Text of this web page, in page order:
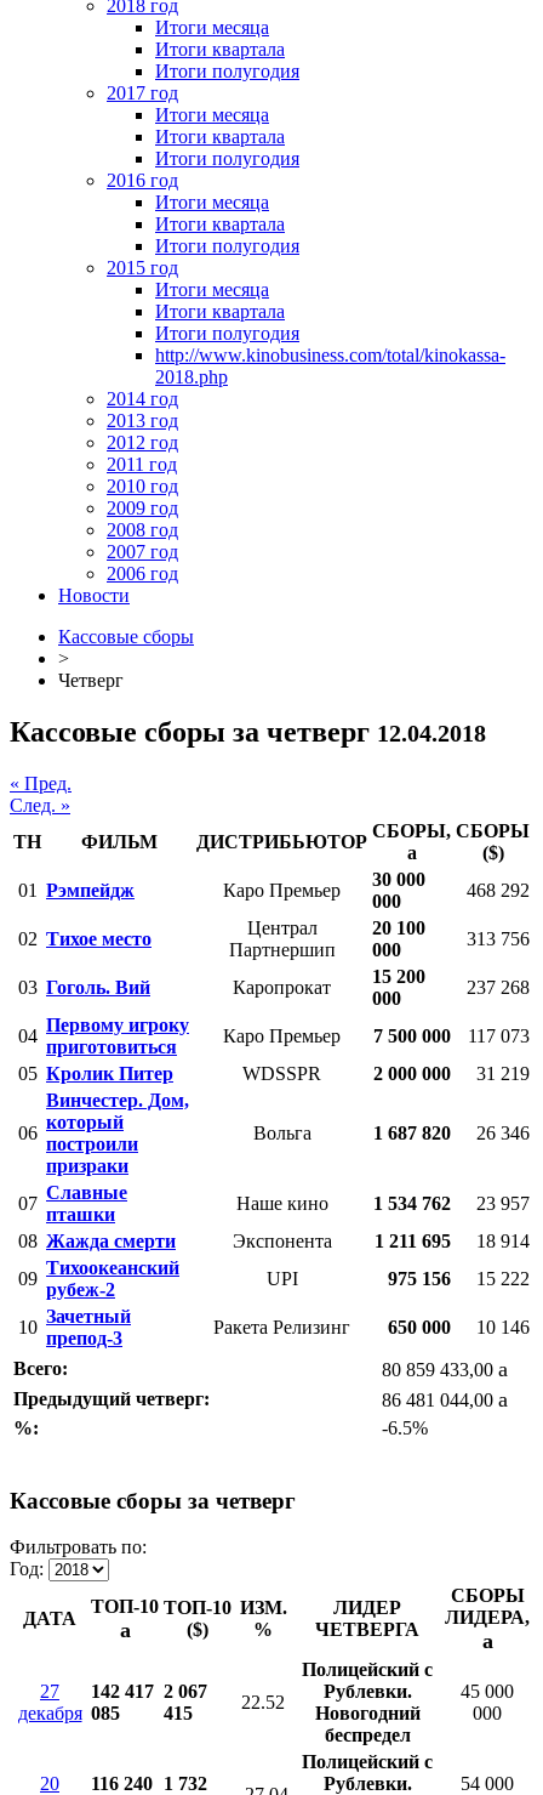
2018 год
Итоги месяца
Итоги квартала
Итоги полугодия
2017 год
Итоги месяца
Итоги квартала
Итоги полугодия
2016 год
Итоги месяца
Итоги квартала
Итоги полугодия
2015 год
Итоги месяца
Итоги квартала
Итоги полугодия
http://www.kinobusiness.com/total/kinokassa-
2018.php
2014 год
2013 год
2012 год
2011 год
2010 год
2009 год
2008 год
2007 год
2006 год
Новости
Кассовые сборы
>
Четверг
Кассовые сборы за четверг 12.04.2018
« Пред.
След. »
ТН
ФИЛЬМ ДИСТРИБЬЮТОР
СБОРЫ,
a
СБОРЫ
($)
01 Рэмпейдж Каро Премьер
30 000
000
468 292
02 Тихое место
Централ
Партнершип
20 100
000
313 756
03 Гоголь. Вий Каропрокат
15 200
000
237 268
04
Первому игроку
приготовиться
Каро Премьер 7 500 000
117 073
05 Кролик Питер WDSSPR 2 000 000 31 219
06
Винчестер. Дом,
который
построили
призраки
Вольга 1 687 820 26 346
07
Славные
пташки
Наше кино 1 534 762
23 957
08 Жажда смерти Экспонента 1 211 695
18 914
09
Тихоокеанский
рубеж-2
UPI 975 156 15 222
10
Зачетный
препод-3
Ракета Релизинг 650 000
10 146
Всего:
80 859 433,00 a
Предыдущий четверг: 86 481 044,00 a
%: -6.5%
Кассовые сборы за четверг
Фильтровать по:
Год:
ДАТА
ТОП-10
a
ТОП-10
($)
ИЗМ.
%
ЛИДЕР
ЧЕТВЕРГА
СБОРЫ
ЛИДЕРА,
a
27
декабря
142 417
085
2 067
415
22.52
Полицейский с
Рублевки.
Новогодний
беспредел
45 000
000
20
116 240 1 732
Полицейский с
Рублевки.
54 000